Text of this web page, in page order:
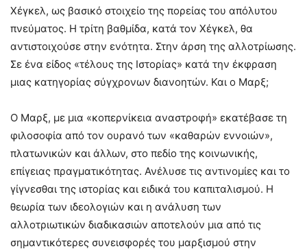
Χέγκελ, ως βασικό στοιχείο της πορείας του απόλυτου
πνεύματος. Η τρίτη βαθμίδα, κατά τον Χέγκελ, θα
αντιστοιχούσε στην ενότητα. Στην άρση της αλλοτρίωσης.
Σε ένα είδος «τέλους της Ιστορίας» κατά την έκφραση
μιας κατηγορίας σύγχρονων διανοητών. Και ο Μαρξ;
Ο Μαρξ, με μια «κοπερνίκεια αναστροφή» εκατέβασε τη
φιλοσοφία από τον ουρανό των «καθαρών εννοιών»,
πλατωνικών και άλλων, στο πεδίο της κοινωνικής,
επίγειας πραγματικότητας. Ανέλυσε τις αντινομίες και το
γίγνεσθαι της ιστορίας και ειδικά του καπιταλισμού. Η
θεωρία των ιδεολογιών και η ανάλυση των
αλλοτριωτικών διαδικασιών αποτελούν μια από τις
σημαντικότερες συνεισφορές του μαρξισμού στην